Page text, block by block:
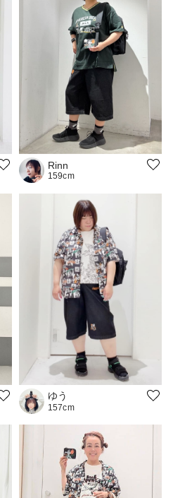
Rinn
159cm
ゆう
157cm